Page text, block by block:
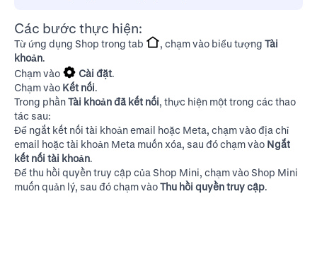
Các bước thực hiện:
Từ ứng dụng Shop trong tab , chạm vào biểu tượng Tài
khoản.
Chạm vào
Cài đặt.
Chạm vào Kết nối.
Trong phầnTài khoản đã kết nối, thực hiện một trong các thao
tác sau:
Để ngắt kết nối tài khoản email hoặc Meta, chạm vào địa chỉ
email hoặc tài khoản Meta muốn xóa, sau đó chạm vào Ngắt
kết nối tài khoản.
Để thu hồi quyền truy cập của Shop Mini, chạm vào Shop Mini
muốn quản lý, sau đó chạm vàoThu hồi quyền truy cập.